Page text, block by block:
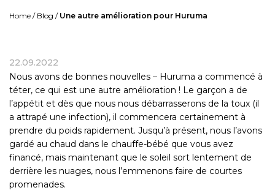
Home / Blog / Une autre amélioration pour Huruma
22.09.2022
Nous avons de bonnes nouvelles – Huruma a commencé à
téter, ce qui est une autre amélioration ! Le garçon a de
l’appétit et dès que nous nous débarrasserons de la toux (il
a attrapé une infection), il commencera certainement à
prendre du poids rapidement. Jusqu’à présent, nous l’avons
gardé au chaud dans le chauffe-bébé que vous avez
financé, mais maintenant que le soleil sort lentement de
derrière les nuages, nous l’emmenons faire de courtes
promenades.